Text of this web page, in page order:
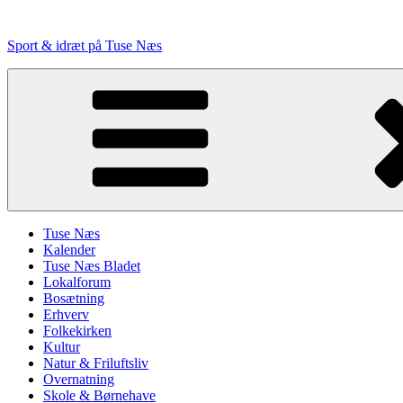
indhold
Sport & idræt på Tuse Næs
Tuse Næs
Kalender
Tuse Næs Bladet
Lokalforum
Bosætning
Erhverv
Folkekirken
Kultur
Natur & Friluftsliv
Overnatning
Skole & Børnehave